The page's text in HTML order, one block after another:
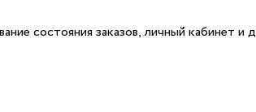
состояния заказов, личный кабинет и